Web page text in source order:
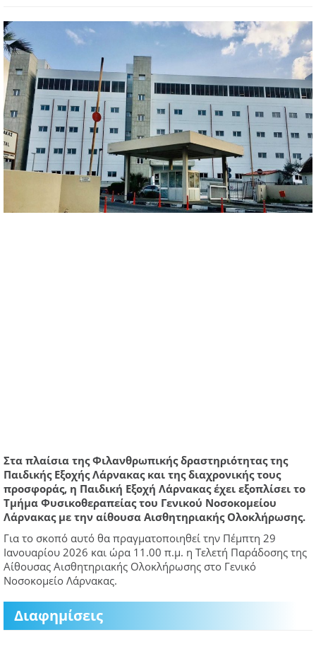
Στα πλαίσια της Φιλανθρωπικής δραστηριότητας της
Παιδικής Εξοχής Λάρνακας και της διαχρονικής τους
προσφοράς, η Παιδική Εξοχή Λάρνακας έχει εξοπλίσει το
Τμήμα Φυσικοθεραπείας του Γενικού Νοσοκομείου
Λάρνακας με την αίθουσα Αισθητηριακής Ολοκλήρωσης.
Για το σκοπό αυτό θα πραγματοποιηθεί την Πέμπτη 29
Ιανουαρίου 2026 και ώρα 11.00 π.μ. η Τελετή Παράδοσης της
Αίθουσας Αισθητηριακής Ολοκλήρωσης στο Γενικό
Νοσοκομείο Λάρνακας.
Διαφημίσεις